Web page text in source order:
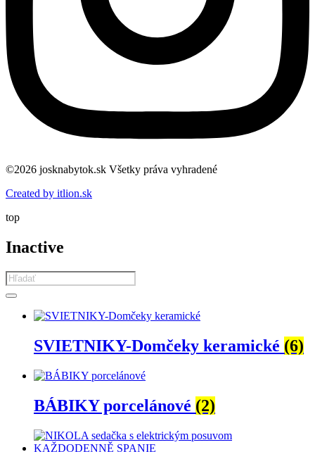
©2026 josknabytok.sk Všetky práva vyhradené
Created by itlion.sk
top
Inactive
Products
search
SVIETNIKY-Domčeky keramické (6)
BÁBIKY porcelánové (2)